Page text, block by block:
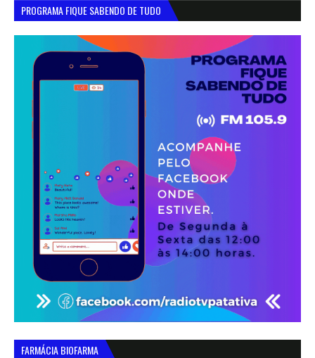
PROGRAMA FIQUE SABENDO DE TUDO
FARMÁCIA BIOFARMA